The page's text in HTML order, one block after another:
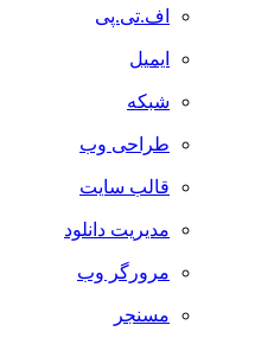
اف.تی.پی
ایمیل
شبکه
طراحی وب
قالب سایت
مدیریت دانلود
مرورگر وب
مسنجر